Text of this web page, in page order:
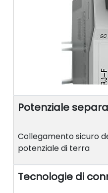
Potenziale
Collegamento sicuro
potenziale di terra
Tecnologie di